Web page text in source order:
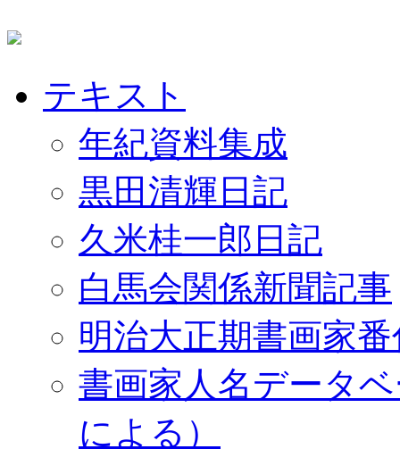
テキスト
年紀資料集成
黒田清輝日記
久米桂一郎日記
白馬会関係新聞記事
明治大正期書画家
書画家人名データ
による）